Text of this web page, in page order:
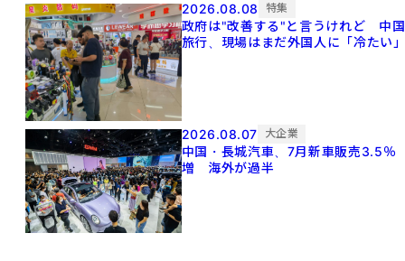
2026.08.08 特集
政府は"改善する"と言うけれど 中国
旅行、現場はまだ外国人に「冷たい
2026.08.07 大企業
中国・長城汽車、7月新車販売3.5％
増 海外が過半